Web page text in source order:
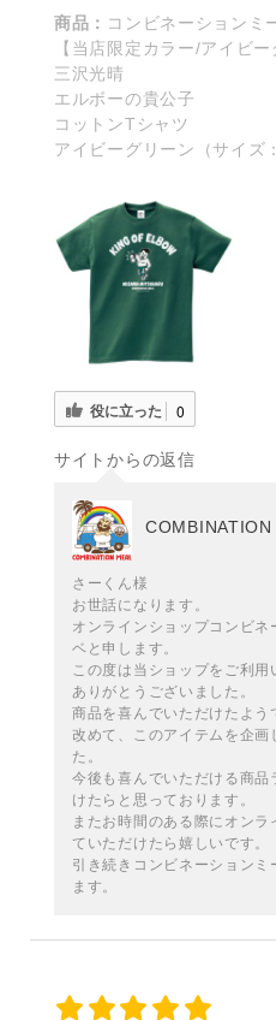
商品： コンビネーションミ
【当店限定カラー/アイビー
三沢光晴
エルボーの貴公子
コットンTシャツ
アイビーグリーン（サイズ
役に立った 0
サイトからの返信
COMBINATION
さーくん様
お世話になります。
オンラインショップコンビ
ベと申します。
この度は当ショップをご利
ありがとうございました。
商品を喜んでいただけたよう
改めて、このアイテムを企画
た。
今後も喜んでいただける商
けたらと思っております。
またお時間のある際にオン
ていただけたら嬉しいです。
引き続きコンビネーションミ
ます。